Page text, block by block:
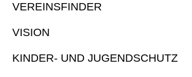
VEREINSFINDER
VISION
KINDER- UND JUGENDSCHUTZ